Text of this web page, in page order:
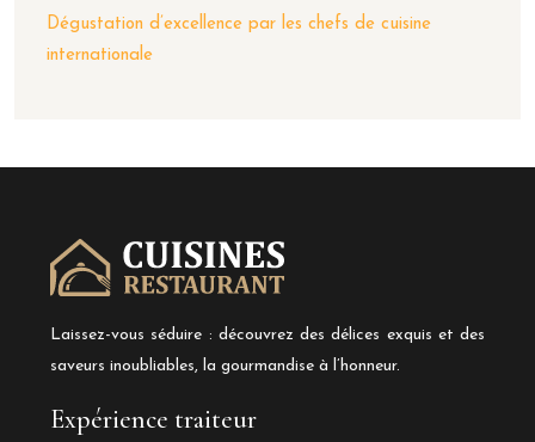
Dégustation d’excellence par les chefs de cuisine
internationale
Laissez-vous séduire : découvrez des délices exquis et des
saveurs inoubliables, la gourmandise à l’honneur.
Expérience traiteur